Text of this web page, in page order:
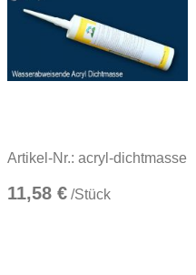
Artikel-Nr.: acryl-dichtmasse
11,58 € /Stück